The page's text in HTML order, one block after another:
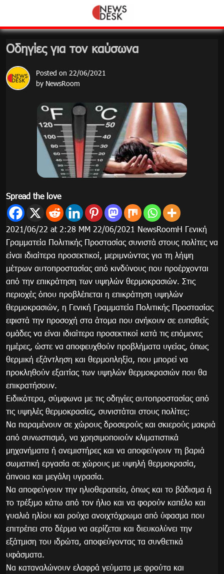
content
Οδηγίες για τον καύσωνα
Posted on 22/06/2021
by NewsRoom
Spread the love
2021/06/22 at 2:28 ΜΜ 22/06/2021 NewsRoomΗ Γενική
Γραμματεία Πολιτικής Προστασίας συνιστά στους πολίτες να
είναι ιδιαίτερα προσεκτικοί, μεριμνώντας για τη λήψη
μέτρων αυτοπροστασίας από κινδύνους που προέρχονται
από την επικράτηση των υψηλών θερμοκρασιών. Στις
περιοχές όπου προβλέπεται η επικράτηση υψηλών
θερμοκρασιών, η Γενική Γραμματεία Πολιτικής Προστασίας
εφιστά την προσοχή στα άτομα που ανήκουν σε ευπαθείς
ομάδες να είναι ιδιαίτερα προσεκτικοί κατά τις επόμενες
ημέρες, ώστε να αποφευχθούν προβλήματα υγείας, όπως
θερμική εξάντληση και θερμοπληξία, που μπορεί να
προκληθούν εξαιτίας των υψηλών θερμοκρασιών που θα
επικρατήσουν.
Ειδικότερα, σύμφωνα με τις οδηγίες αυτοπροστασίας από
τις υψηλές θερμοκρασίες, συνιστάται στους πολίτες:
Να παραμένουν σε χώρους δροσερούς και σκιερούς μακριά
από συνωστισμό, να χρησιμοποιούν κλιματιστικά
μηχανήματα ή ανεμιστήρες και να αποφεύγουν τη βαριά
σωματική εργασία σε χώρους με υψηλή θερμοκρασία,
άπνοια και μεγάλη υγρασία.
Να αποφεύγουν την ηλιοθεραπεία, όπως και το βάδισμα ή
το τρέξιμο κάτω από τον ήλιο και να φορούν καπέλο και
γυαλιά ηλίου και ρούχα ανοιχτόχρωμα από ύφασμα που
επιτρέπει στο δέρμα να αερίζεται και διευκολύνει την
εξάτμιση του ιδρώτα, αποφεύγοντας τα συνθετικά
υφάσματα.
Να καταναλώνουν ελαφρά γεύματα με φρούτα και